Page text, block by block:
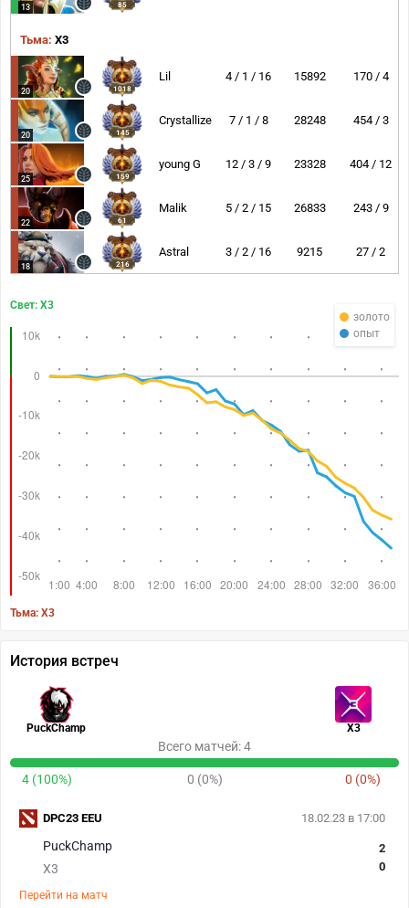
13 85
Тьма: X3
20 1018
Lil 4 / 1 / 16 15892 170 / 4
20 145
Crystallize 7 / 1 / 8 28248 454 / 3
25 159
young G 12 / 3 / 9 23328 404 / 12
22 61
Malik 5 / 2 / 15 26833 243 / 9
18 216
Astral 3 / 2 / 16 9215 27 / 2
золото
опыт
Свет: X3
Тьма: X3
История встреч
PuckChamp X3
Всего матчей: 4
4 (100%) 0 (0%) 0 (0%)
18.02.23 в 17:00
PuckChamp
X3
2
0
Перейти на матч
DPC23 EEU